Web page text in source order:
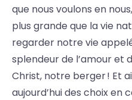
que nous voulons en
plus grande que la vie
regarder notre vie
splendeur de l’amour et
Christ, notre berger ! Et
aujourd’hui des choix